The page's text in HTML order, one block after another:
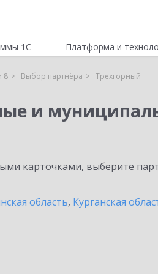
1С Платформа и
8 Выбор партнёра Трехгорный
и
карточками, выберите
область, Курганская